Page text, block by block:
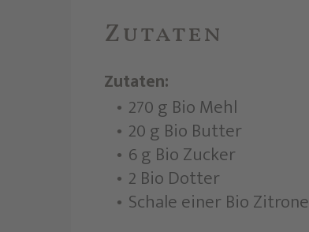
Zutaten
Zutaten:
270 g Bio Mehl
20 g Bio Butter
6 g Bio Zucker
2 Bio Dotter
Schale einer Bio Zitrone